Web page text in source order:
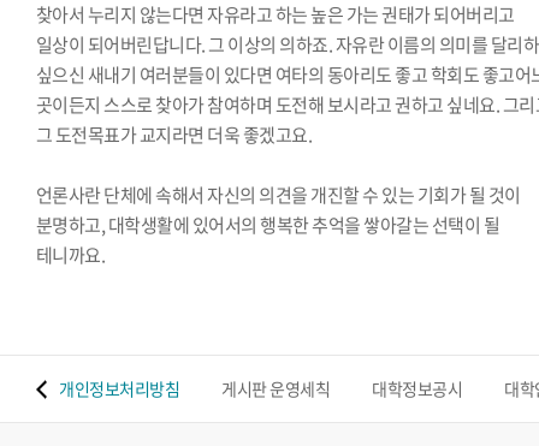
찾아서 누리지 않는다면 자유라고 하는 높은 가는 권태가 되어버리고
일상이 되어버린답니다. 그 이상의 의하죠. 자유란 이름의 의미를 달리
싶으신 새내기 여러분들이 있다면 여타의 동아리도 좋고 학회도 좋고어
곳이든지 스스로 찾아가 참여하며 도전해 보시라고 권하고 싶네요. 그
그 도전목표가 교지라면 더욱 좋겠고요.
언론사란 단체에 속해서 자신의 의견을 개진할 수 있는 기회가 될 것이
분명하고, 대학생활에 있어서의 행복한 추억을 쌓아갈는 선택이 될
테니까요.
개인정보처리방침 게시판 운영세칙 대학정보공시 대